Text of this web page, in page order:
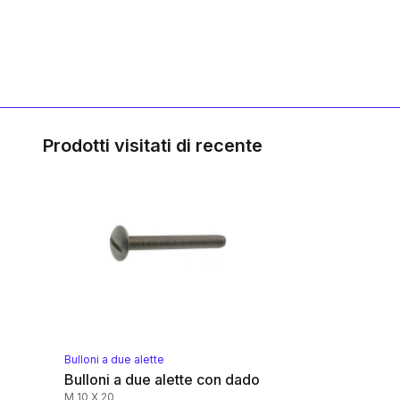
Prodotti visitati di recente
Bulloni a due alette
Bulloni a due alette con dado
M 10 X 20